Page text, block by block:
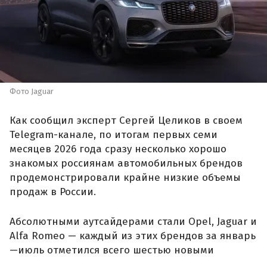
Фото Jaguar
Как сообщил эксперт Сергей Целиков в своем
Telegram-канале, по итогам первых семи
месяцев 2026 года сразу несколько хорошо
знакомых россиянам автомобильных брендов
продемонстрировали крайне низкие объемы
продаж в России.
Абсолютными аутсайдерами стали Opel, Jaguar и
Alfa Romeo — каждый из этих брендов за январь
—июль отметился всего шестью новыми